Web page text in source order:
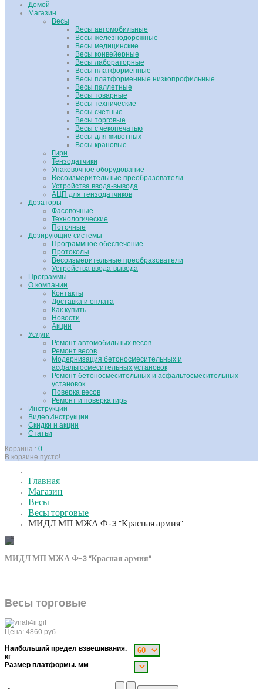
Домой
Магазин
Весы
Весы автомобильные
Весы железнодорожные
Весы медицинские
Весы конвейерные
Весы лабораторные
Весы платформенные
Весы платформенные низкопрофильные
Весы паллетные
Весы товарные
Весы технические
Весы счетные
Весы торговые
Весы с чекопечатью
Весы для животных
Весы крановые
Гири
Тензодатчики
Упаковочное оборудование
Весоизмерительные преобразователи
Устройства ввода-вывода
АЦП для тензодатчиков
Дозаторы
Фасовочные
Технологические
Поточные
Дозирующие системы
Программное обеспечение
Протоколы
Весоизмерительные преобразователи
Устройства ввода-вывода
Программы
О компании
Контакты
Доставка и оплата
Как купить
Новости
Акции
Услуги
Ремонт автомобильных весов
Ремонт весов
Модернизация бетоносмесительных и
асфальтосмесительных установок
Ремонт бетоносмесительных и асфальтосмесительных
установок
Поверка весов
Ремонт и поверка гирь
Инструкции
ВидеоИнструкции
Скидки и акции
Статьи
Корзина : 0
В корзине пусто!
Главная
Магазин
Весы
Весы торговые
МИДЛ МП МЖА Ф-3 "Красная армия"
МИДЛ МП МЖА Ф-3 "Красная армия"
Весы торговые
Цена: 4860 руб
Наибольший предел взвешивания.
кг
Размер платформы. мм